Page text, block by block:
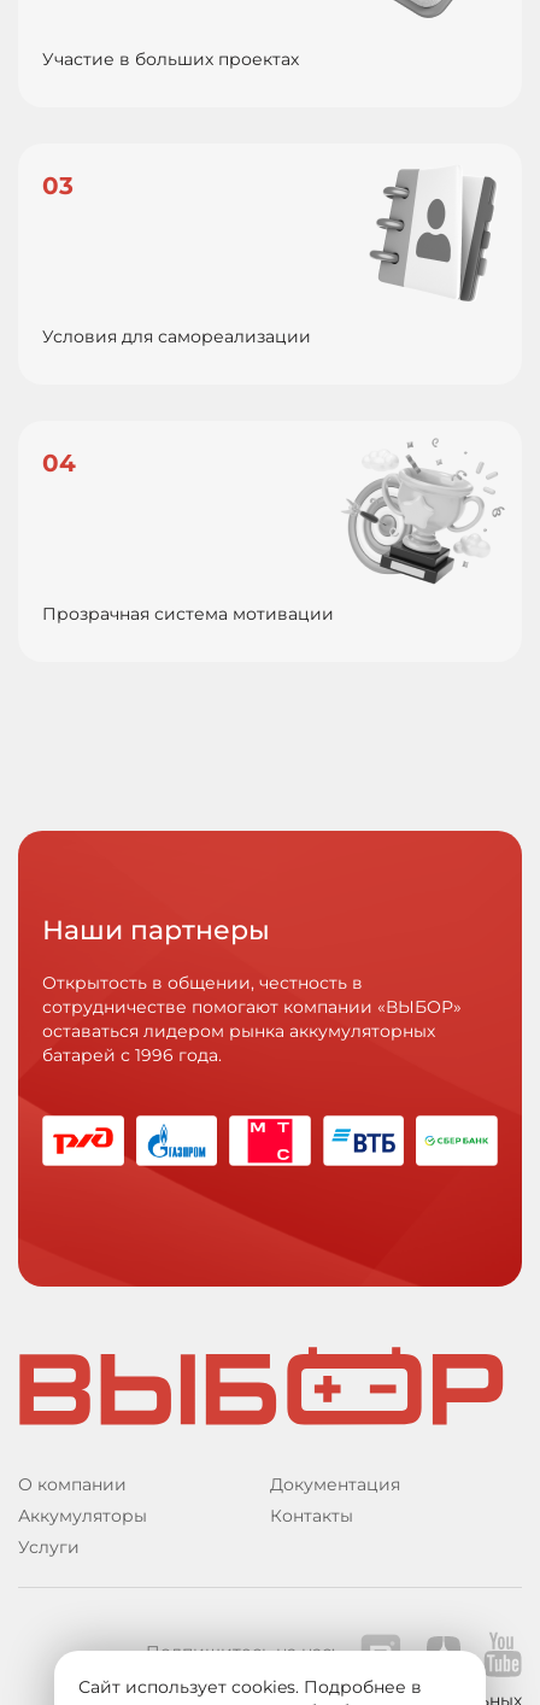
Участие в больших проектах
03
Условия для самореализации
04
Прозрачная система мотивации
Наши партнеры
Открытость в общении, честность в
сотрудничестве помогают компании «ВЫБОР»
оставаться лидером рынка аккумуляторных
батарей с 1996 года.
О компании
Аккумуляторы
Услуги
Документация
Контакты
Подпишитесь на нас:
Политика в отношении обработки персональных
Сайт использует cookies. Подробнее в